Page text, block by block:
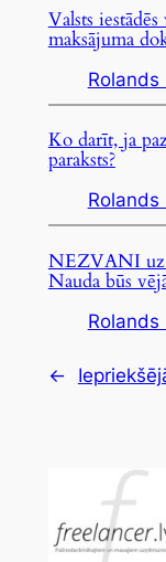
Valsts
maksājuma
Rolands
Ko darīt, ja
paraksts?
Rolands
NEZVANI uz
Nauda būs
Rolands
←